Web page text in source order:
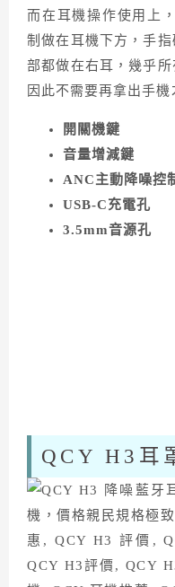
而在耳機操作使用上，
制做在耳機下方，手
部都做在右耳，幾乎所
因此不需要再拿出手
開關機鍵
音量增減鍵
ANC主動降噪控
USB-C充電孔
3.5mm音源孔
QCY H3耳